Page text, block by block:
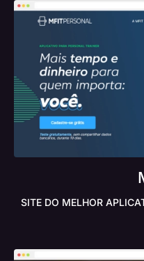
SITE DO MELHOR